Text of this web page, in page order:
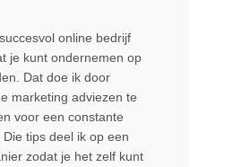
online bedrijf
je kunt ondernemen op
Dat doe ik door
marketing adviezen te
voor een constante
tips deel ik op een
zodat je het zelf kunt